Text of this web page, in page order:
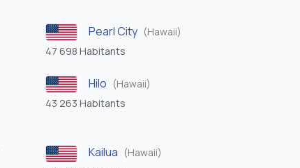
Pearl City (Hawaii)
47 698 Habitants
Hilo (Hawaii)
43 263 Habitants
Kailua (Hawaii)